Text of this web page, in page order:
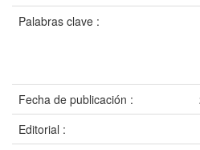
Palabras clave :
Fecha de publicación :
Editorial :